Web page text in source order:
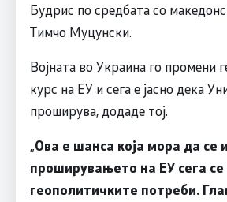
Будрис по средбата со
Тимчо Муцунски.
Војната во Украина го промени
курс на ЕУ и сега е јасно дека
проширува, додаде тој.
„Ова е шанса која мора да се
проширувањето на ЕУ сега
геополитичките потреби.